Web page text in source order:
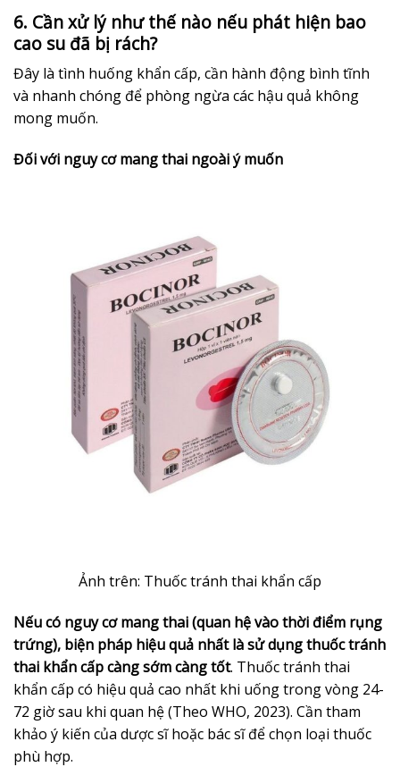
6. Cần xử lý như thế nào nếu phát hiện bao
cao su đã bị rách?
Đây là tình huống khẩn cấp, cần hành động bình tĩnh
và nhanh chóng để phòng ngừa các hậu quả không
mong muốn.
Đối với nguy cơ mang thai ngoài ý muốn
Ảnh trên: Thuốc tránh thai khẩn cấp
Nếu có nguy cơ mang thai (quan hệ vào thời điểm rụng
trứng), biện pháp hiệu quả nhất là sử dụng thuốc tránh
thai khẩn cấp càng sớm càng tốt. Thuốc tránh thai
khẩn cấp có hiệu quả cao nhất khi uống trong vòng 24-
72 giờ sau khi quan hệ (Theo WHO, 2023). Cần tham
khảo ý kiến của dược sĩ hoặc bác sĩ để chọn loại thuốc
phù hợp.